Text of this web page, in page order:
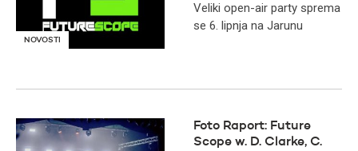
NOVOSTI
Veliki open-air party sprema
se 6. lipnja na Jarunu
Foto Raport: Future
Scope w. D. Clarke, C.